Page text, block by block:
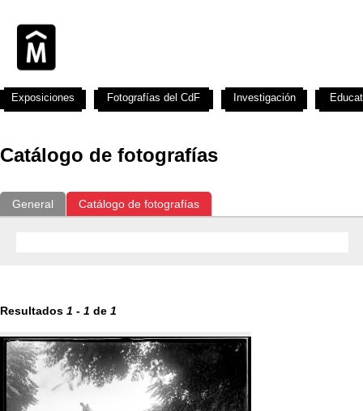
Catálogo de fotografías
General Catálogo de fotografías
Resultados 1 - 1 de 1
Exposiciones Fotografías del CdF Investigación